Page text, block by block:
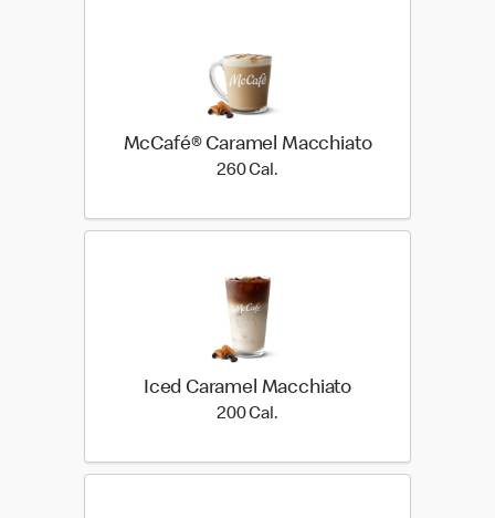
McCafé® Caramel Macchiato
260 Cal.260 Cal.
Iced Caramel Macchiato
200 Cal.200 Cal.